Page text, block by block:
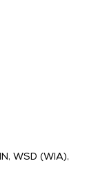
WSD (WIA),